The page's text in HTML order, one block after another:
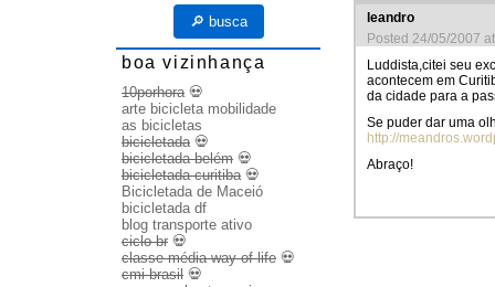
leandro
Posted 24/05/2007
Luddista,citei seu
acontecem em
da cidade para a
Se puder dar uma
http://
Abraço!
🔎 busca
boa vizinhança
10porhora💀
arte bicicleta mobilidade
as bicicletas
bicicletada💀
bicicletada belém 💀
bicicletada curitiba💀
Bicicletada de Maceió
bicicletada df
blog transporte ativo
ciclo br 💀
classe média way of life 💀
cmi brasil 💀